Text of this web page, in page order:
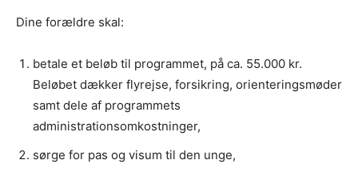
Dine forældre skal:
betale et beløb til programmet, på ca. 55.000 kr.
Beløbet dækker flyrejse, forsikring, orienteringsmøder
samt dele af programmets
administrationsomkostninger,
sørge for pas og visum til den unge,